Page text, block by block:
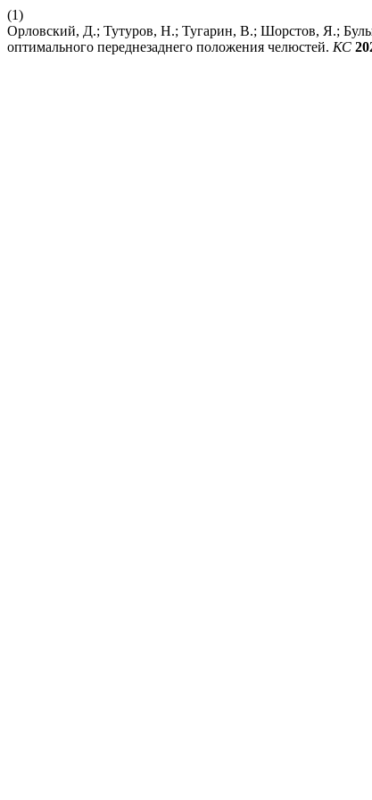
(1)
Орловский, Д.; Тутуров, Н.; Тугарин, В.; Шорстов, Я.;
оптимального переднезаднего положения челюстей. КС